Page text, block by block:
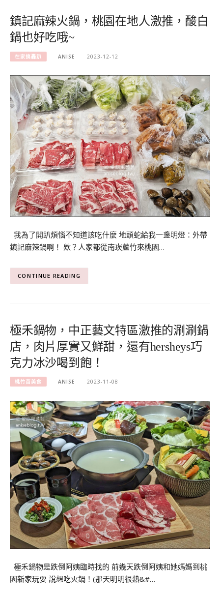
鎮記麻辣火鍋，桃園在地人激推，酸白
鍋也好吃哦~
在家搞轟趴 ANISE 2023-12-12
我為了開趴煩惱不知道該吃什麼 地頭蛇給我一盞明燈：外帶
鎮記麻辣鍋啊！ 欸？人家都從南崁蘆竹來桃園…
CONTINUE READING
極禾鍋物，中正藝文特區激推的涮涮鍋
店，肉片厚實又鮮甜，還有hersheys巧
克力冰沙喝到飽！
桃竹苗美食 ANISE 2023-11-08
極禾鍋物是跌倒阿姨臨時找的 前幾天跌倒阿姨和她媽媽到桃
園新家玩耍 說想吃火鍋！(那天明明很熱&#…